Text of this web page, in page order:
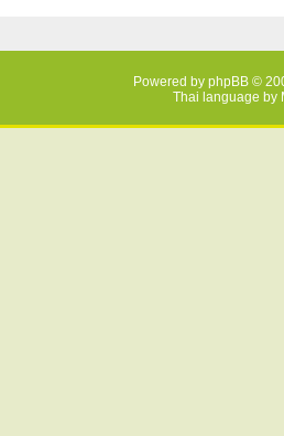
Powered by phpBB ©
Thai language by